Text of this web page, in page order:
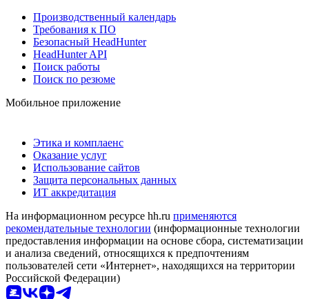
Производственный календарь
Требования к ПО
Безопасный HeadHunter
HeadHunter API
Поиск работы
Поиск по резюме
Мобильное приложение
Этика и комплаенс
Оказание услуг
Использование сайтов
Защита персональных данных
ИТ аккредитация
На информационном ресурсе hh.ru применяются
рекомендательные технологии (информационные технологии
предоставления информации на основе сбора, систематизации
и анализа сведений, относящихся к предпочтениям
пользователей сети «Интернет», находящихся на территории
Российской Федерации)